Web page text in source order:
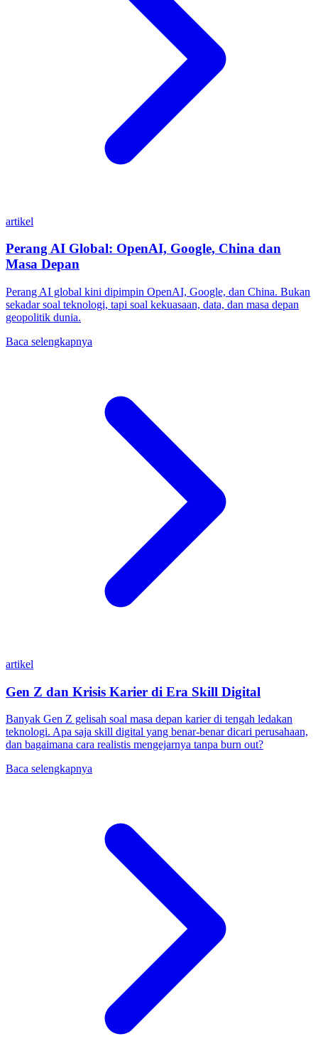
artikel
Perang AI Global: OpenAI, Google, China dan
Masa Depan
Perang AI global kini dipimpin OpenAI, Google, dan China. Bukan
sekadar soal teknologi, tapi soal kekuasaan, data, dan masa depan
geopolitik dunia.
Baca selengkapnya
artikel
Gen Z dan Krisis Karier di Era Skill Digital
Banyak Gen Z gelisah soal masa depan karier di tengah ledakan
teknologi. Apa saja skill digital yang benar-benar dicari perusahaan,
dan bagaimana cara realistis mengejarnya tanpa burn out?
Baca selengkapnya